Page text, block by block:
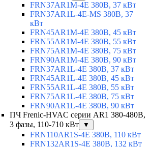
FRN37AR1M-4E 380В, 37 кВт
FRN37AR1L-4E-MS 380В, 37
кВт
FRN45AR1M-4E 380В, 45 кВт
FRN55AR1M-4E 380В, 55 кВт
FRN75AR1M-4E 380В, 75 кВт
FRN90AR1M-4E 380В, 90 кВт
FRN37AR1L-4E 380В, 37 кВт
FRN45AR1L-4E 380В, 45 кВт
FRN55AR1L-4E 380В, 55 кВт
FRN75AR1L-4E 380В, 75 кВт
FRN90AR1L-4E 380В, 90 кВт
ПЧ Frenic-HVAC серии AR1 380-480В,
3 фазы, 110-710 кВт
▼
FRN110AR1S-4E 380В, 110 кВт
FRN132AR1S-4E 380В, 132 кВт